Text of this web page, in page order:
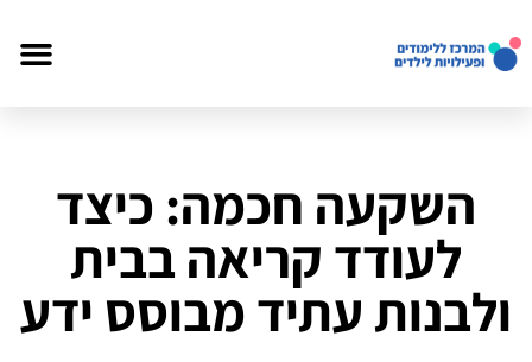
השקעה חכמה: כיצד
לעודד קריאה בבית
ולבנות עתיד מבוסס ידע